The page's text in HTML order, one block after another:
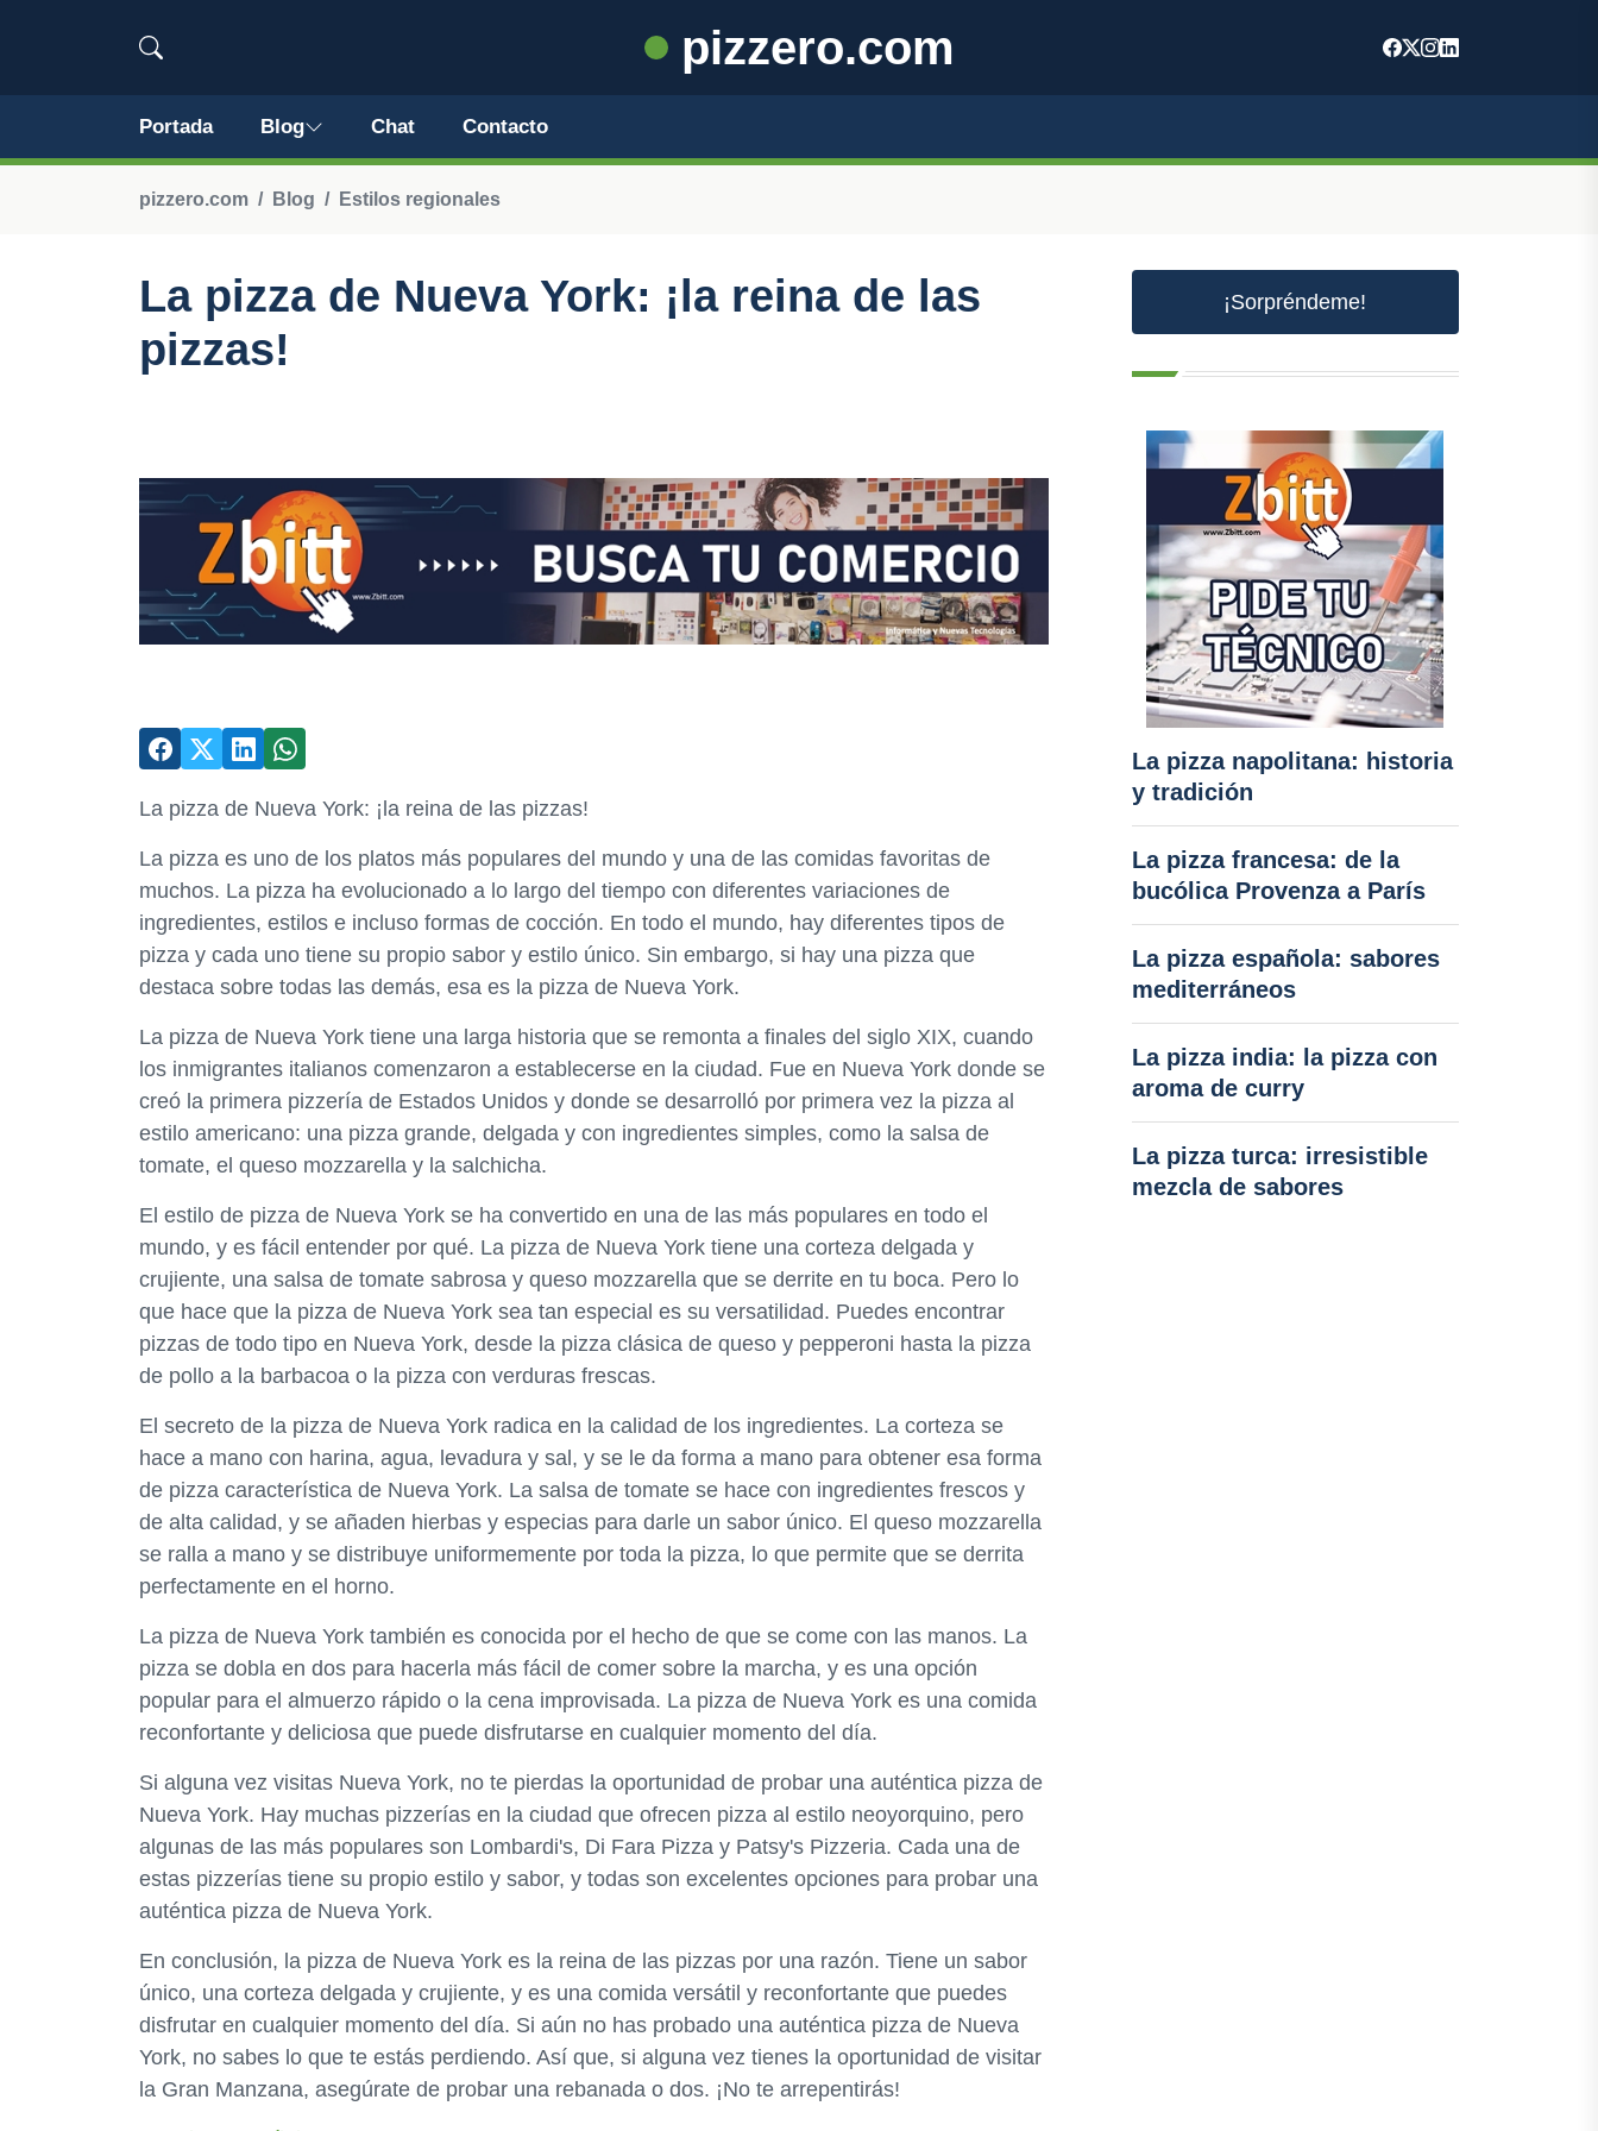
pizzero.com
Portada Blog Chat Contacto
pizzero.com Blog Estilos regionales
La pizza de Nueva York: ¡la reina de las
pizzas!
La pizza de Nueva York: ¡la reina de las pizzas!
La pizza es uno de los platos más populares del mundo y una de las comidas favoritas de
muchos. La pizza ha evolucionado a lo largo del tiempo con diferentes variaciones de
ingredientes, estilos e incluso formas de cocción. En todo el mundo, hay diferentes tipos de
pizza y cada uno tiene su propio sabor y estilo único. Sin embargo, si hay una pizza que
destaca sobre todas las demás, esa es la pizza de Nueva York.
La pizza de Nueva York tiene una larga historia que se remonta a finales del siglo XIX, cuando
los inmigrantes italianos comenzaron a establecerse en la ciudad. Fue en Nueva York donde se
creó la primera pizzería de Estados Unidos y donde se desarrolló por primera vez la pizza al
estilo americano: una pizza grande, delgada y con ingredientes simples, como la salsa de
tomate, el queso mozzarella y la salchicha.
El estilo de pizza de Nueva York se ha convertido en una de las más populares en todo el
mundo, y es fácil entender por qué. La pizza de Nueva York tiene una corteza delgada y
crujiente, una salsa de tomate sabrosa y queso mozzarella que se derrite en tu boca. Pero lo
que hace que la pizza de Nueva York sea tan especial es su versatilidad. Puedes encontrar
pizzas de todo tipo en Nueva York, desde la pizza clásica de queso y pepperoni hasta la pizza
de pollo a la barbacoa o la pizza con verduras frescas.
El secreto de la pizza de Nueva York radica en la calidad de los ingredientes. La corteza se
hace a mano con harina, agua, levadura y sal, y se le da forma a mano para obtener esa forma
de pizza característica de Nueva York. La salsa de tomate se hace con ingredientes frescos y
de alta calidad, y se añaden hierbas y especias para darle un sabor único. El queso mozzarella
se ralla a mano y se distribuye uniformemente por toda la pizza, lo que permite que se derrita
perfectamente en el horno.
La pizza de Nueva York también es conocida por el hecho de que se come con las manos. La
pizza se dobla en dos para hacerla más fácil de comer sobre la marcha, y es una opción
popular para el almuerzo rápido o la cena improvisada. La pizza de Nueva York es una comida
reconfortante y deliciosa que puede disfrutarse en cualquier momento del día.
Si alguna vez visitas Nueva York, no te pierdas la oportunidad de probar una auténtica pizza de
Nueva York. Hay muchas pizzerías en la ciudad que ofrecen pizza al estilo neoyorquino, pero
algunas de las más populares son Lombardi's, Di Fara Pizza y Patsy's Pizzeria. Cada una de
estas pizzerías tiene su propio estilo y sabor, y todas son excelentes opciones para probar una
auténtica pizza de Nueva York.
En conclusión, la pizza de Nueva York es la reina de las pizzas por una razón. Tiene un sabor
único, una corteza delgada y crujiente, y es una comida versátil y reconfortante que puedes
disfrutar en cualquier momento del día. Si aún no has probado una auténtica pizza de Nueva
York, no sabes lo que te estás perdiendo. Así que, si alguna vez tienes la oportunidad de visitar
la Gran Manzana, asegúrate de probar una rebanada o dos. ¡No te arrepentirás!
¡Sorpréndeme!
La pizza napolitana: historia
y tradición
La pizza francesa: de la
bucólica Provenza a París
La pizza española: sabores
mediterráneos
La pizza india: la pizza con
aroma de curry
La pizza turca: irresistible
mezcla de sabores